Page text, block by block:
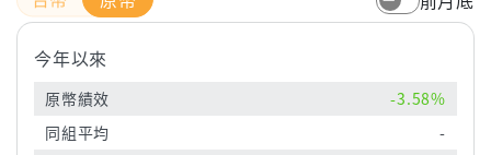
今年以來
原幣績效
-3.58%
同組平均
-